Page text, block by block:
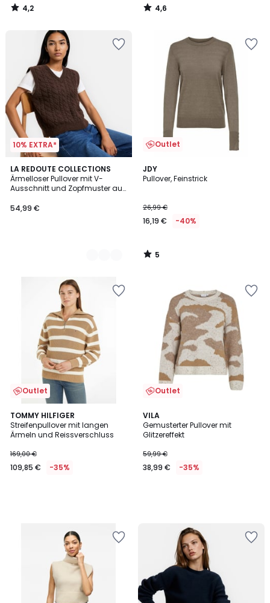
4,2
/
4,6
/
10% EXTRA*
LA REDOUTE COLLECTIONS
Ärmelloser Pullover mit V-
Ausschnitt und Zopfmuster aus
54,99 €
2
Farben
Outlet
JDY
Pullover, Feinstrick
26,99 €
16,19 € -40%
5
/
5
/
Outlet
TOMMY HILFIGER
Streifenpullover mit langen
Ärmeln und Reissverschluss
169,00 €
109,85 € -35%
Outlet
VILA
Gemusterter Pullover mit
Glitzereffekt
59,99 €
38,99 € -35%